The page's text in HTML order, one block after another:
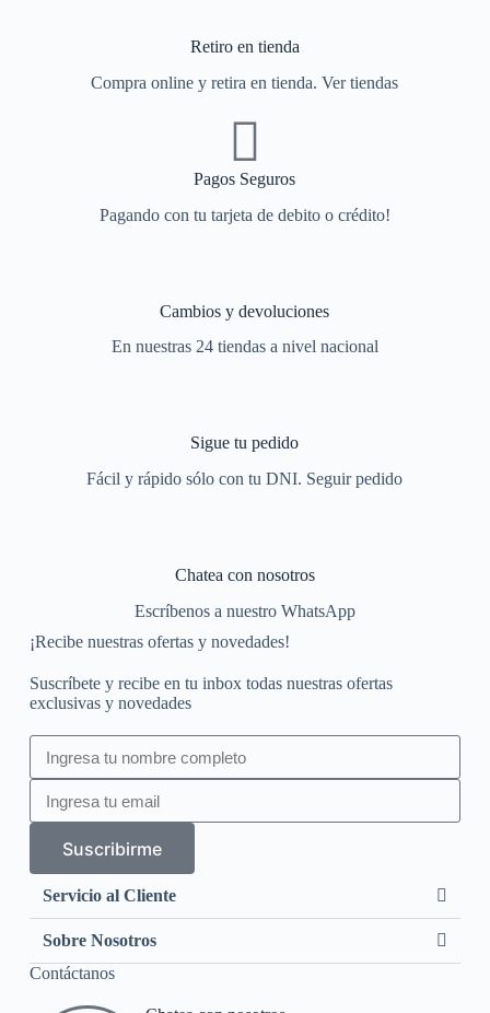
Retiro en tienda
Compra online y retira en tienda. Ver tiendas
Pagos Seguros
Pagando con tu tarjeta de debito o crédito!
Cambios y devoluciones
En nuestras 24 tiendas a nivel nacional
Sigue tu pedido
Fácil y rápido sólo con tu DNI. Seguir pedido
Chatea con nosotros
Escríbenos a nuestro WhatsApp
¡Recibe nuestras ofertas y novedades!
Suscríbete y recibe en tu inbox todas nuestras ofertas
exclusivas y novedades
Suscribirme
Servicio al Cliente
Sobre Nosotros
Contáctanos